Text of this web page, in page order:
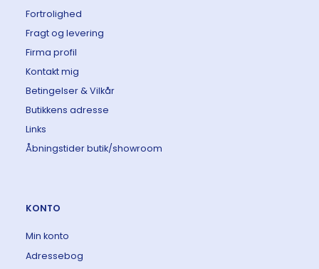
Fortrolighed
Fragt og levering
Firma profil
Kontakt mig
Betingelser & Vilkår
Butikkens adresse
Links
Åbningstider butik/showroom
KONTO
Min konto
Adressebog